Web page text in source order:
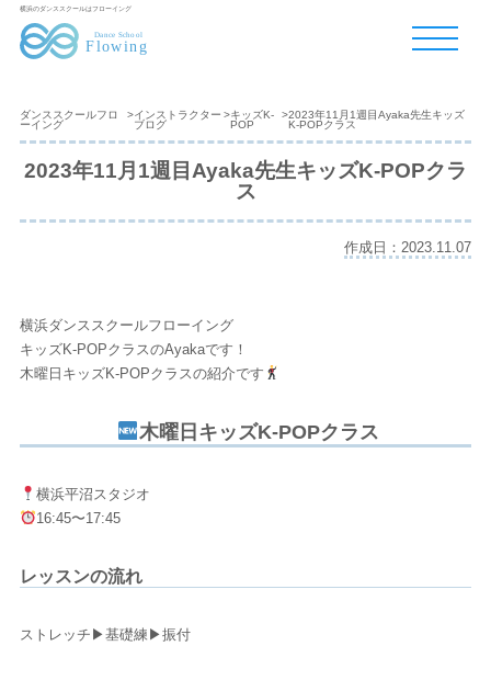
横浜のダンススクールはフローイング
ダンススクールフロ
ーイング
>インストラクター
ブログ
>キッズK-
POP
>2023年11月1週目Ayaka先生キッズ
K-POPクラス
2023年11月1週目Ayaka先生キッズK-POPクラ
ス
作成日：2023.11.07
横浜ダンススクールフローイング
キッズK-POPクラスのAyakaです！
木曜日キッズK-POPクラスの紹介です
木曜日キッズK-POPクラス
横浜平沼スタジオ
16:45〜17:45
レッスンの流れ
ストレッチ▶基礎練▶振付